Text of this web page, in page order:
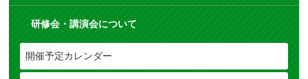
研修会・講演会について
開催予定カレンダー